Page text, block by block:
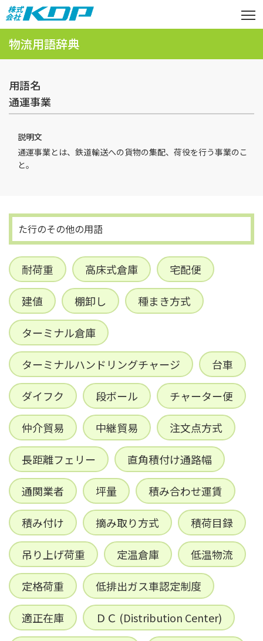
物流用語辞典
用語名
通運事業
説明文
通運事業とは、鉄道輸送への貨物の集配、荷役を行う事業のこ
と。
た行のその他の用語
耐荷重 高床式倉庫 宅配便
建値 棚卸し 種まき方式
ターミナル倉庫
ターミナルハンドリングチャージ 台車
ダイフク 段ボール チャーター便
仲介貿易 中継貿易 注文点方式
長距離フェリー 直角積付け通路幅
通関業者 坪量 積み合わせ運賃
積み付け 摘み取り方式 積荷目録
吊り上げ荷重 定温倉庫 低温物流
定格荷重 低排出ガス車認定制度
適正在庫 ＤＣ (Distribution Center)